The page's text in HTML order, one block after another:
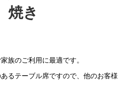
焼き
族のご利用に最適です。
るテーブル席ですので、他のお客様